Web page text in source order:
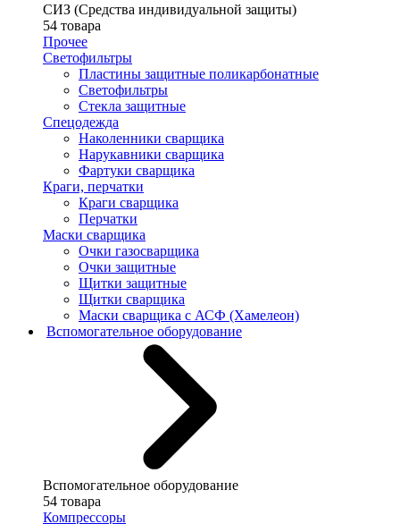
СИЗ (Средства индивидуальной защиты)
54 товара
Прочее
Светофильтры
Пластины защитные поликарбонатные
Светофильтры
Стекла защитные
Спецодежда
Наколенники сварщика
Нарукавники сварщика
Фартуки сварщика
Краги, перчатки
Краги сварщика
Перчатки
Маски сварщика
Очки газосварщика
Очки защитные
Щитки защитные
Щитки сварщика
Маски сварщика с АСФ (Хамелеон)
Вспомогательное оборудование
Вспомогательное оборудование
54 товара
Компрессоры